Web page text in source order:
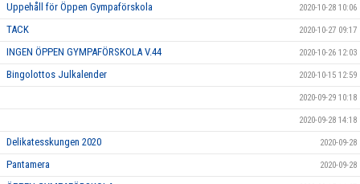
Uppehåll för Öppen Gympaförskola 2020-10-28 10:06
TACK 2020-10-27 09:17
INGEN ÖPPEN GYMPAFÖRSKOLA V.44 2020-10-26 12:03
Bingolottos Julkalender 2020-10-15 12:59
2020-09-29 10:18
2020-09-28 14:18
Delikatesskungen 2020 2020-09-28
Pantamera 2020-09-28